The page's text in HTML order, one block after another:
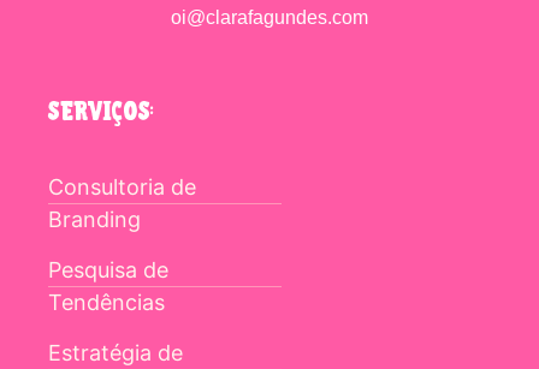
oi@clarafagundes.com
SERVIÇOS:
Consultoria de
Branding
Pesquisa de
Tendências
Estratégia de